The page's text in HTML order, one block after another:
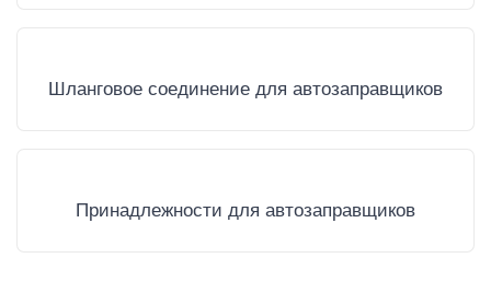
Шланговое соединение для автозаправщиков
Принадлежности для автозаправщиков